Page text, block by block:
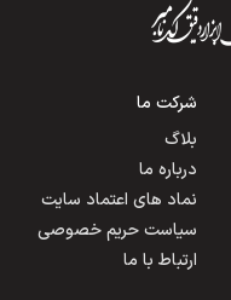
شرکت ما
بلاگ
درباره ما
نماد های اعتماد سایت
سیاست حریم خصوصی
ارتباط با ما